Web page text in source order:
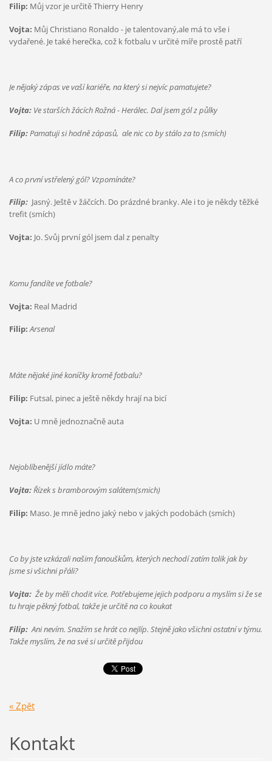
Filip: Můj vzor je určitě Thierry Henry
Vojta: Můj Christiano Ronaldo - je talentovaný,ale má to vše i
vydařené. Je také herečka, což k fotbalu v určité míře prostě patří
Je nějaký zápas ve vaší kariéře, na který si nejvíc pamatujete?
Vojta:Ve starších žácích Rožná - Herálec. Dal jsem gól z půlky
Filip:Pamatuji si hodně zápasů, ale nic co by stálo za to (smích)
A co první vstřelený gól? Vzpomínáte?
Filip: Jasný. Ještě v žáčcích. Do prázdné branky. Ale i to je někdy těžké
trefit (smích)
Vojta: Jo. Svůj první gól jsem dal z penalty
Komu fandíte ve fotbale?
Vojta: Real Madrid
Filip: Arsenal
Máte nějaké jiné koníčky kromě fotbalu?
Filip: Futsal, pinec a ještě někdy hrají na bicí
Vojta: U mně jednoznačně auta
Nejoblíbenější jídlo máte?
Vojta:Řízek s bramborovým salátem(smich)
Filip: Maso. Je mně jedno jaký nebo v jakých podobách (smích)
Co by jste vzkázali našim fanouškům, kterých nechodí zatím tolik jak by
jsme si všichni přáli?
Vojta:Že by měli chodit více. Potřebujeme jejich podporu a myslím si že se
tu hraje pěkný fotbal, takže je určitě na co koukat
Filip: Ani nevím. Snažím se hrát co nejlíp. Stejně jako všichni ostatní v týmu.
Takže myslím, že na své si určitě přijdou
« Zpět
Kontakt